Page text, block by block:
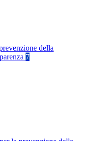
della
7